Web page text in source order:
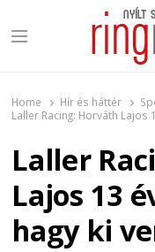
Menu
Home Hír és háttér
Laller Racing: Horváth
Laller
Lajos 13
hagy ki